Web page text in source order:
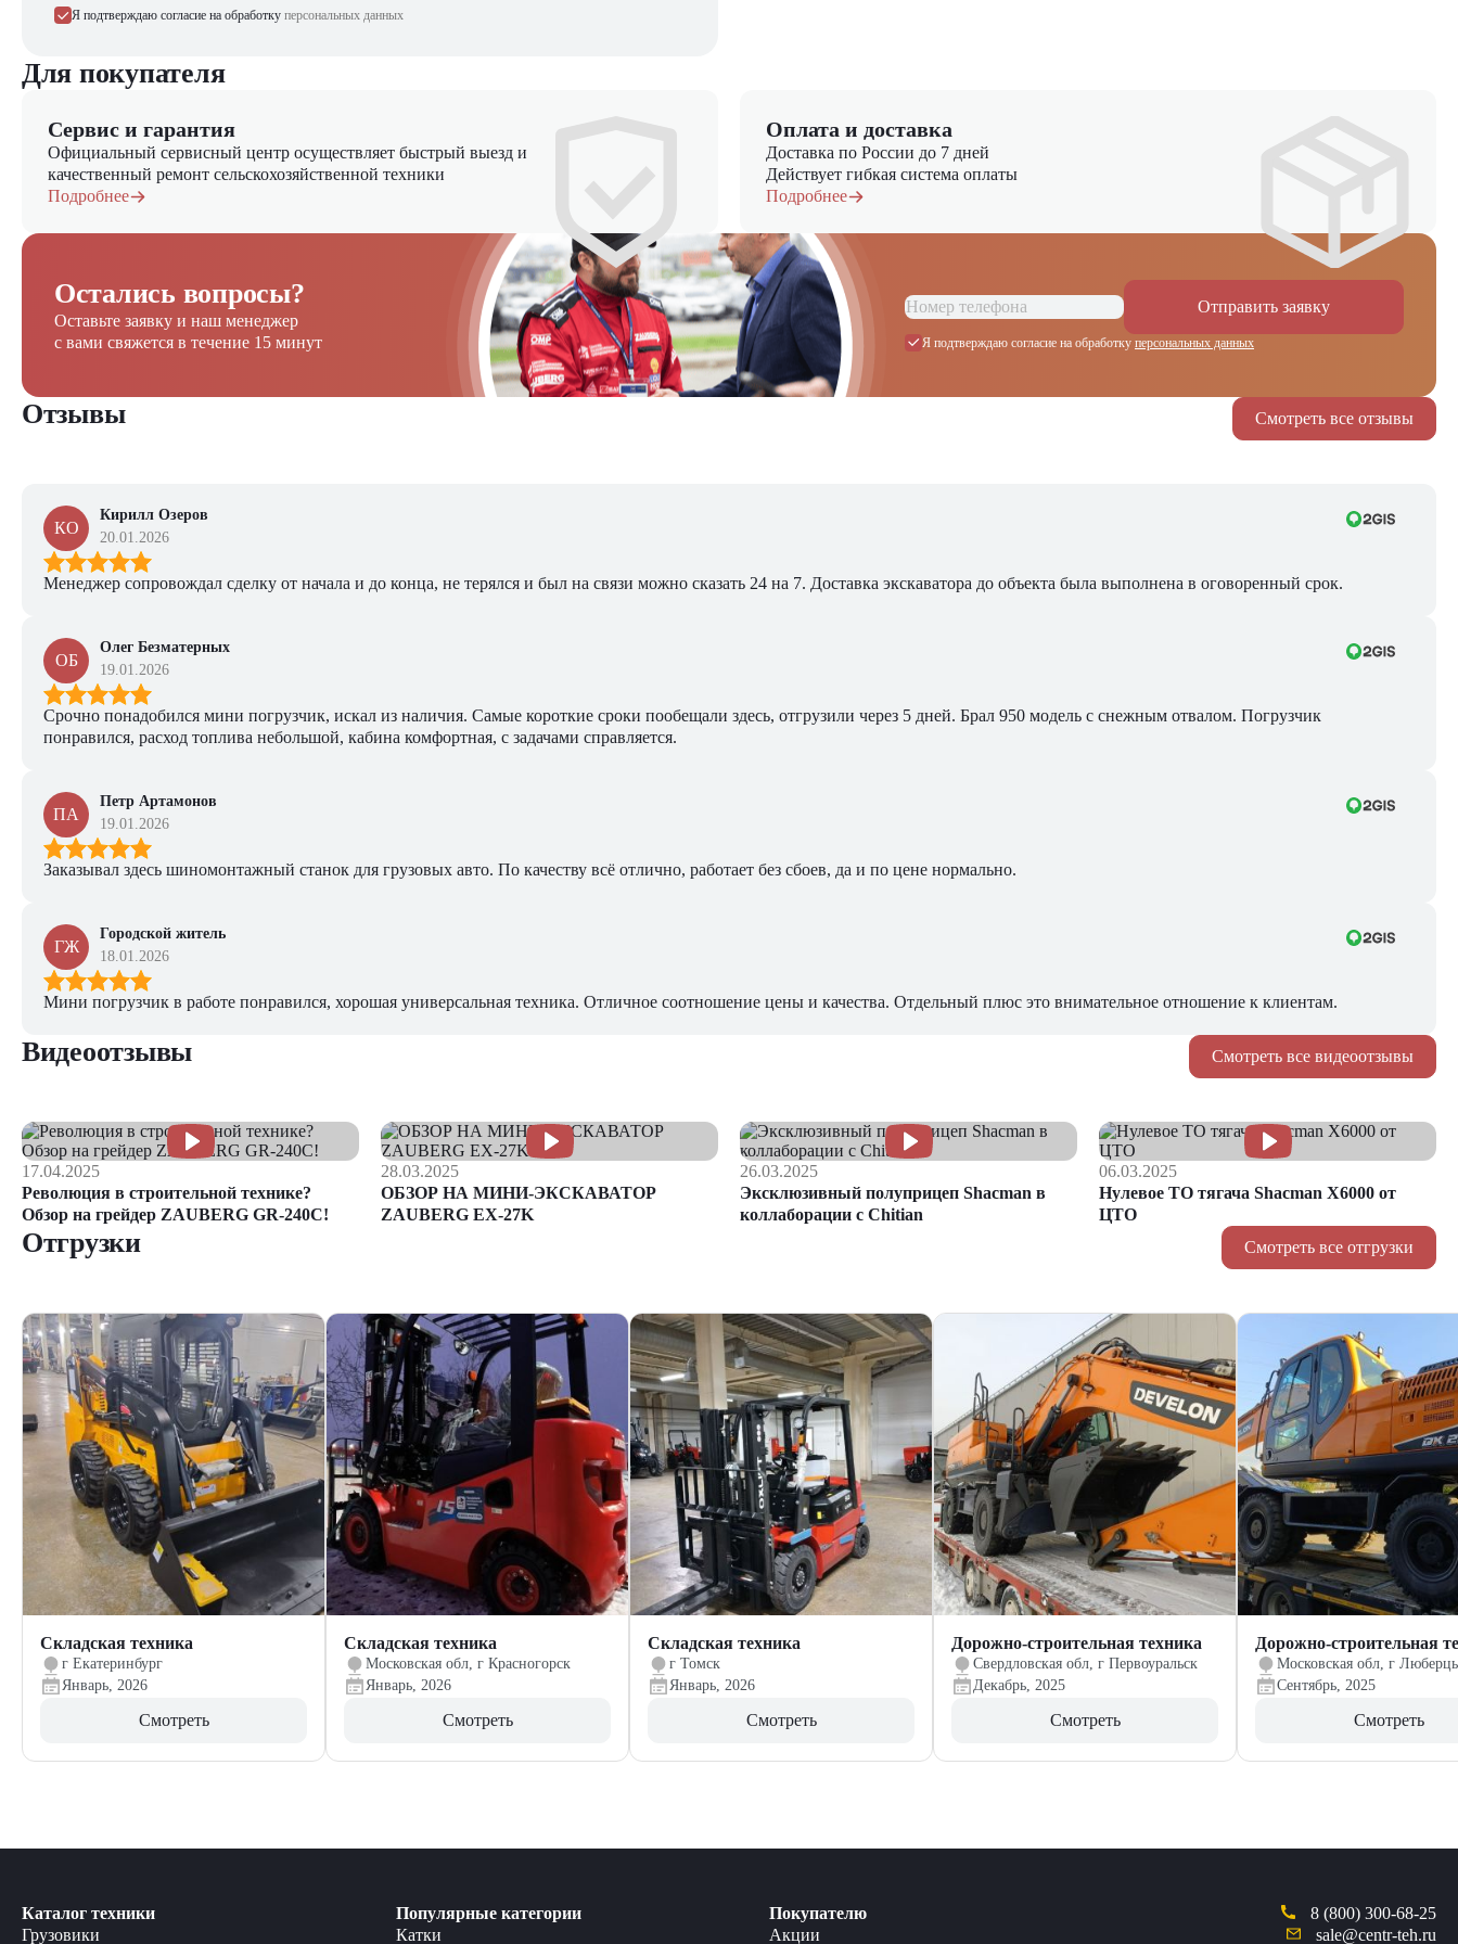
Специализированную сельхозтехнику
Сервисное обслуживание техники
Я подтверждаю согласие на обработку персональных данных
Для покупателя
Сервис и гарантия
Официальный сервисный центр осуществляет быстрый выезд и
качественный ремонт сельскохозяйственной техники
Подробнее
Оплата и доставка
Доставка по России до 7 дней
Действует гибкая система оплаты
Подробнее
Остались вопросы?
Оставьте заявку и наш менеджер
с вами свяжется в течение 15 минут
Отправить заявку
Я подтверждаю согласие на обработку персональных данных
Смотреть все отзывы
Отзывы
КО
Кирилл Озеров
20.01.2026
Менеджер сопровождал сделку от начала и до конца, не терялся и был на связи можно сказать 24 на 7. Доставка экскаватора до объекта была выполнена в оговоренный срок.
ОБ
Олег Безматерных
19.01.2026
Срочно понадобился мини погрузчик, искал из наличия. Самые короткие сроки пообещали здесь, отгрузили через 5 дней. Брал 950 модель с снежным отвалом. Погрузчик
понравился, расход топлива небольшой, кабина комфортная, с задачами справляется.
ПА
Петр Артамонов
19.01.2026
Заказывал здесь шиномонтажный станок для грузовых авто. По качеству всё отлично, работает без сбоев, да и по цене нормально.
ГЖ
Городской житель
18.01.2026
Мини погрузчик в работе понравился, хорошая универсальная техника. Отличное соотношение цены и качества. Отдельный плюс это внимательное отношение к клиентам.
Смотреть все видеоотзывы
Видеоотзывы
17.04.2025
Революция в строительной технике?
Обзор на грейдер ZAUBERG GR-240C!
28.03.2025
ОБЗОР НА МИНИ-ЭКСКАВАТОР
ZAUBERG EX-27K
26.03.2025
Эксклюзивный полуприцеп Shacman в
коллаборации с Chitian
06.03.2025
Нулевое ТО тягача Shacman Х6000 от
ЦТО
Смотреть все отгрузки
Отгрузки
Складская техника
г Екатеринбург
Январь, 2026
Смотреть
Складская техника
Московская обл, г Красногорск
Январь, 2026
Смотреть
Складская техника
г Томск
Январь, 2026
Смотреть
Дорожно-строительная техника
Свердловская обл, г Первоуральск
Декабрь, 2025
Смотреть
Дорожно-строительная
Московская обл, г
Сентябрь, 2025
Смотреть
Каталог техники
Грузовики
Популярные категории
Катки
Покупателю
Акции
8 (800) 300-68-25
sale@centr-teh.ru